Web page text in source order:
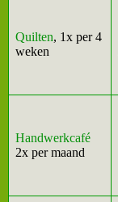
Quilten, 1x per 4
weken
Handwerkcafé
2x per maand